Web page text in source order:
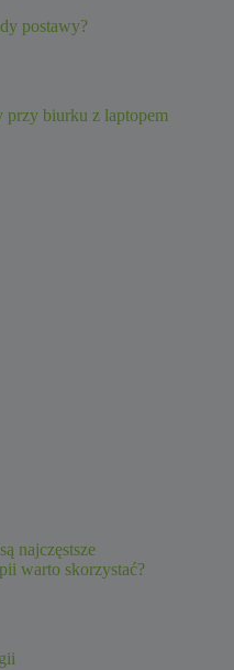
postawy?
najczęstsze
warto skorzystać?